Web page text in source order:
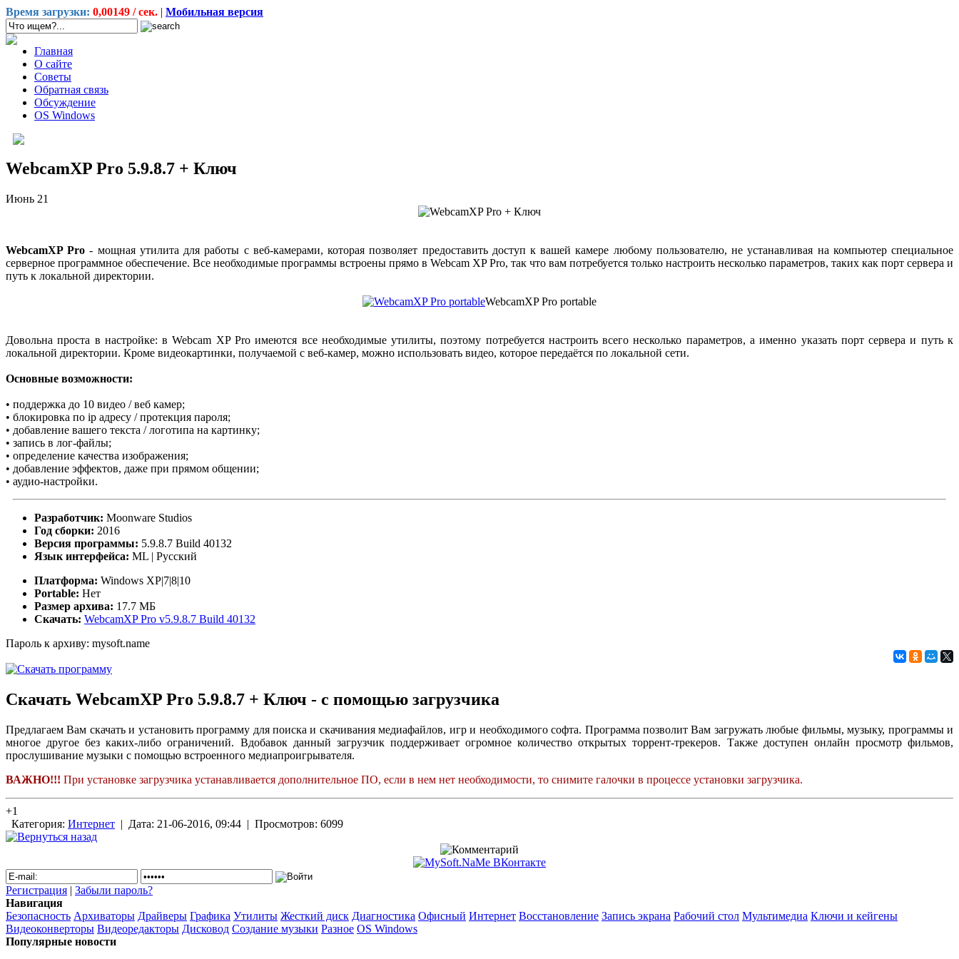
Время загрузки: 0,00149 / сек. | Мобильная версия
Главная
О сайте
Советы
Обратная связь
Обсуждение
OS Windows
WebcamXP Pro 5.9.8.7 + Ключ
Июнь 21
WebcamXP Pro - мощная утилита для работы с веб-камерами, которая позволяет предоставить доступ к вашей камере любому пользователю, не устанавливая на компьютер специальное
серверное программное обеспечение. Все необходимые программы встроены прямо в Webcam XP Pro, так что вам потребуется только настроить несколько параметров, таких как порт сервера и
путь к локальной директории.
WebcamXP Pro portable
Довольна проста в настройке: в Webcam XP Pro имеются все необходимые утилиты, поэтому потребуется настроить всего несколько параметров, а именно указать порт сервера и путь к
локальной директории. Кроме видеокартинки, получаемой с веб-камер, можно использовать видео, которое передаётся по локальной сети.
Основные возможности:
• поддержка до 10 видео / веб камер;
• блокировка по ip адресу / протекция пароля;
• добавление вашего текста / логотипа на картинку;
• запись в лог-файлы;
• определение качества изображения;
• добавление эффектов, даже при прямом общении;
• аудио-настройки.
Разработчик: Moonware Studios
Год сборки: 2016
Версия программы: 5.9.8.7 Build 40132
Язык интерфейса: ML | Русский
Платформа: Windows XP|7|8|10
Portable: Нет
Размер архива: 17.7 МБ
Скачать: WebcamXP Pro v5.9.8.7 Build 40132
Пароль к архиву: mysoft.name
Скачать WebcamXP Pro 5.9.8.7 + Ключ - с помощью загрузчика
Предлагаем Вам скачать и установить программу для поиска и скачивания медиафайлов, игр и необходимого софта. Программа позволит Вам загружать любые фильмы, музыку, программы и
многое другое без каких-либо ограничений. Вдобавок данный загрузчик поддерживает огромное количество открытых торрент-трекеров. Также доступен онлайн просмотр фильмов,
прослушивание музыки с помощью встроенного медиапроигрывателя.
ВАЖНО!!! При установке загрузчика устанавливается дополнительное ПО, если в нем нет необходимости, то снимите галочки в процессе установки загрузчика.
+1
Категория: Интернет | Дата: 21-06-2016, 09:44 | Просмотров: 6099
Регистрация | Забыли пароль?
Навигация
Безопасность Архиваторы Драйверы Графика Утилиты Жесткий диск Диагностика Офисный Интернет Восстановление Запись экрана Рабочий стол Мультимедиа Ключи и кейгены
Видеоконверторы Видеоредакторы Дисковод Создание музыки Разное OS Windows
Популярные новости